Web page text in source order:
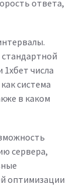
ответа,
числа
система
в каком
сервера,
оптимизации